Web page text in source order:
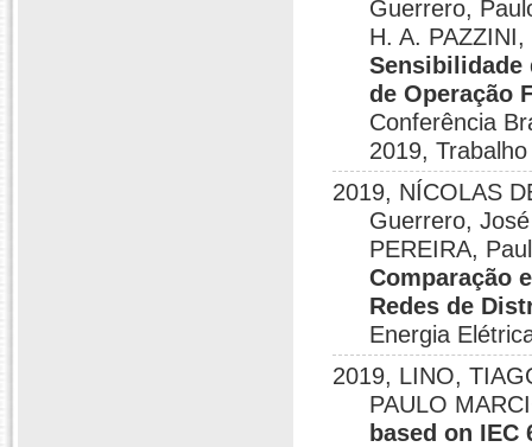
Guerrero,
H. A.
Sensibilidade
de Operação
Conferência
2019,
2019, NÍCOLAS
Guerrero,
PEREIRA,
Comparação
Redes de
Energia
2019, LINO,
PAULO
based on